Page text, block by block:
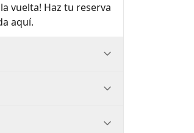
vuelta! Haz tu reserva
aquí.